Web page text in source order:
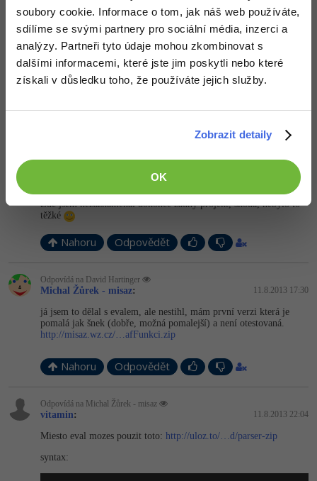
soubory cookie. Informace o tom, jak náš web používáte,
sdílíme se svými partnery pro sociální média, inzerci a
analýzy. Partneři tyto údaje mohou zkombinovat s
dalšími informacemi, které jste jim poskytli nebo které
získali v důsledku toho, že používáte jejich služby.
Zobrazit detaily
OK
Parser neni problem, ten mam hotovy (zakladna aritmetika (realne
+ celociselne premenne ), nativne funkcie, moznost tvorit vlastne
funkcie, pedavat funkciu ako parameter, reflexiu, UFCS a
Ja mam skor problem s grafom, mam len linux a GTK#.
11.8.2013 15:14
Zde jsem nezaznamenal dokonce žádný projekt, škoda, nebylo to
těžké
Nahoru Odpovědět
Odpovídá na David Hartinger
Michal Žůrek - misaz: 11.8.2013 17:30
já jsem to dělal s evalem, ale nestihl, mám první verzi která je
pomalá jak šnek (dobře, možná pomalejší) a není otestovaná.
http://misaz.wz.cz/…afFunkci.zip
Nahoru Odpovědět
Odpovídá na Michal Žůrek - misaz
vitamin: 11.8.2013 22:04
Miesto eval mozes pouzit toto: http://uloz.to/…d/parser-zip
syntax: